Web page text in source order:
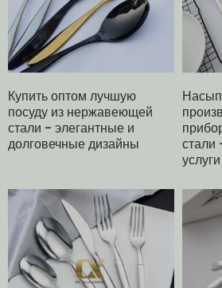
Купить оптом лучшую
посуду из нержавеющей
стали - элегантные и
долговечные дизайны
стали
услуги